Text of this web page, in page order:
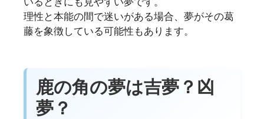
理性と本能の間で迷いがある場合、夢がその葛
藤を象徴している可能性もあります。
鹿の角の夢は吉夢？凶
夢？